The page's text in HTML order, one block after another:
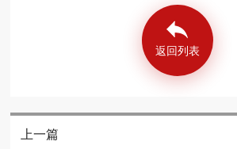
返回列表
上一篇